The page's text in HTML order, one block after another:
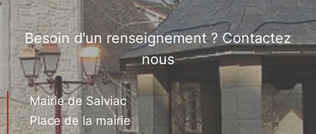
Besoin d'un renseignement ? Contactez
nous
Mairie de Salviac
Place de la mairie